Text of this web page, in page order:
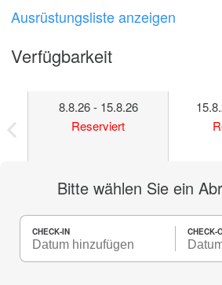
Ausrüstungsliste anzeigen
Verfügbarkeit
8.8.26 - 15.8.26
Reserviert
Bitte wählen Sie ein
CHECK-IN CHECK-